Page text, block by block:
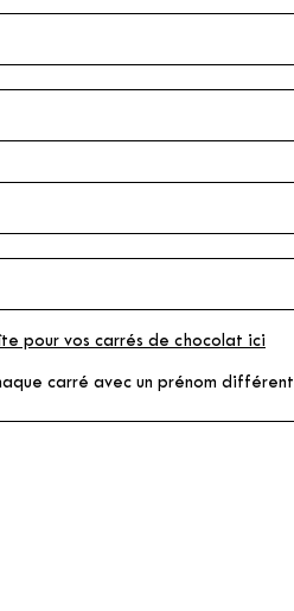
pour vos carrés de chocolat ici
carré avec un prénom différent